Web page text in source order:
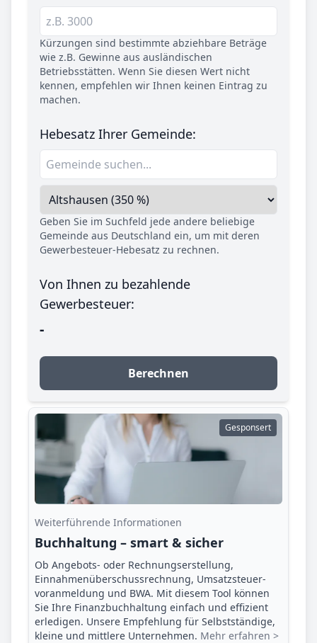
Kürzungen sind bestimmte abziehbare Beträge
wie z.B. Gewinne aus ausländischen
Betriebsstätten. Wenn Sie diesen Wert nicht
kennen, empfehlen wir Ihnen keinen Eintrag zu
machen.
Hebesatz Ihrer Gemeinde:
Geben Sie im Suchfeld jede andere beliebige
Gemeinde aus Deutschland ein, um mit deren
Gewerbesteuer-Hebesatz zu rechnen.
Von Ihnen zu bezahlende
Gewerbesteuer:
-
Berechnen
Gesponsert
Weiterführende Informationen
Buchhaltung – smart & sicher
Ob Angebots- oder Rechnungserstellung,
Einnahmenüberschuss­rechnung, Umsatzsteuer­
voranmeldung und BWA. Mit diesem Tool können
Sie Ihre Finanz­buchhaltung einfach und effizient
erledigen. Unsere Empfehlung für Selbstständige,
kleine und mittlere Unternehmen. Mehr erfahren >